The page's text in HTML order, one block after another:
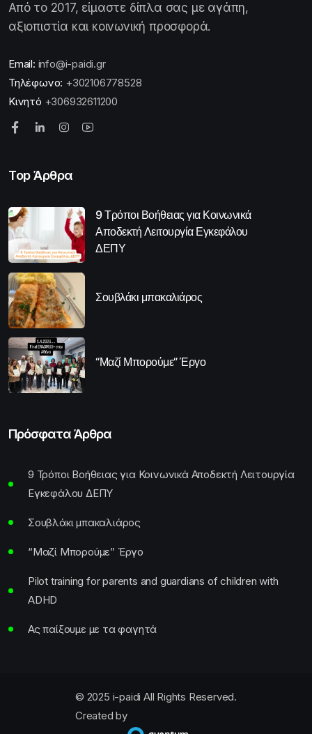
Από το 2017, είμαστε δίπλα σας με αγάπη,
αξιοπιστία και κοινωνική προσφορά.
Email: info@i-paidi.gr
Τηλέφωνο: +302106778528
Κινητό +306932611200
Top Άρθρα
9 Τρόποι Βοήθειας για Κοινωνικά
Αποδεκτή Λειτουργία Εγκεφάλου
ΔΕΠΥ
Σουβλάκι μπακαλιάρος
“Μαζί Μπορούμε” Έργο
Πρόσφατα Άρθρα
9 Τρόποι Βοήθειας για Κοινωνικά Αποδεκτή Λειτουργία
Εγκεφάλου ΔΕΠΥ
Σουβλάκι μπακαλιάρος
“Μαζί Μπορούμε” Έργο
Pilot training for parents and guardians of children with
ADHD
Ας παίξουμε με τα φαγητά
© 2025 i-paidi All Rights Reserved.
Created by